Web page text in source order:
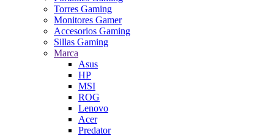
Torres Gaming
Monitores Gamer
Accesorios Gaming
Sillas Gaming
Marca
Asus
HP
MSI
ROG
Lenovo
Acer
Predator